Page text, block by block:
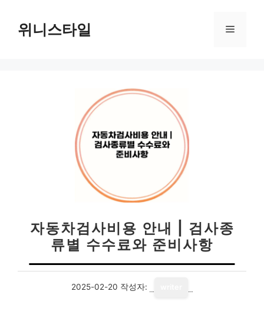
위니스타일 메
자동차검사비용 안내 | 검사종
류별 수수료와 준비사항
2025-02-20 작성자: